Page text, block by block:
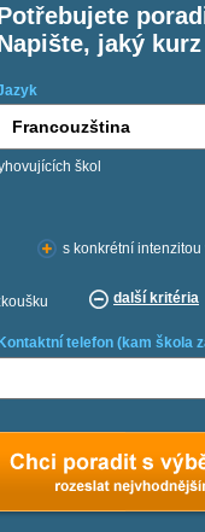
jaký
škol
s konkrétní intenzitou
další kritéria
Kontaktní telefon (kam škola